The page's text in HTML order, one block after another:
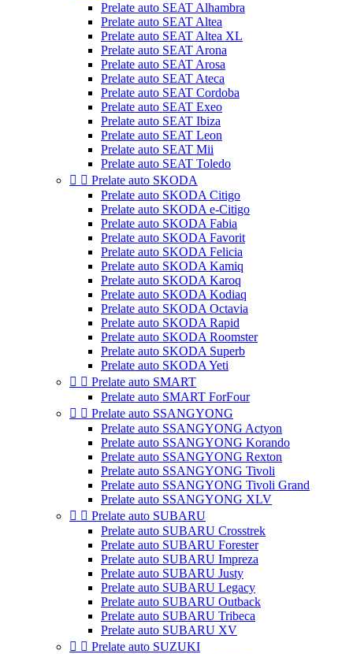
Prelate auto SEAT Alhambra
Prelate auto SEAT Altea
Prelate auto SEAT Altea XL
Prelate auto SEAT Arona
Prelate auto SEAT Arosa
Prelate auto SEAT Ateca
Prelate auto SEAT Cordoba
Prelate auto SEAT Exeo
Prelate auto SEAT Ibiza
Prelate auto SEAT Leon
Prelate auto SEAT Mii
Prelate auto SEAT Toledo
  Prelate auto SKODA
Prelate auto SKODA Citigo
Prelate auto SKODA e-Citigo
Prelate auto SKODA Fabia
Prelate auto SKODA Favorit
Prelate auto SKODA Felicia
Prelate auto SKODA Kamiq
Prelate auto SKODA Karoq
Prelate auto SKODA Kodiaq
Prelate auto SKODA Octavia
Prelate auto SKODA Rapid
Prelate auto SKODA Roomster
Prelate auto SKODA Superb
Prelate auto SKODA Yeti
  Prelate auto SMART
Prelate auto SMART ForFour
  Prelate auto SSANGYONG
Prelate auto SSANGYONG Actyon
Prelate auto SSANGYONG Korando
Prelate auto SSANGYONG Rexton
Prelate auto SSANGYONG Tivoli
Prelate auto SSANGYONG Tivoli Grand
Prelate auto SSANGYONG XLV
  Prelate auto SUBARU
Prelate auto SUBARU Crosstrek
Prelate auto SUBARU Forester
Prelate auto SUBARU Impreza
Prelate auto SUBARU Justy
Prelate auto SUBARU Legacy
Prelate auto SUBARU Outback
Prelate auto SUBARU Tribeca
Prelate auto SUBARU XV
  Prelate auto SUZUKI